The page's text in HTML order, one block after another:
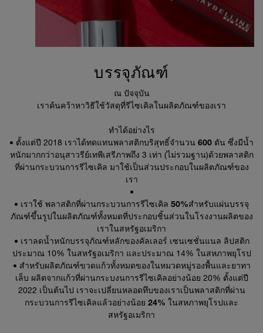
บรรจุภัณฑ์
ณ ปัจจุบัน
เราค้นคว้าหาวิธีใช้วัสดุที่รีไซเคิลในผลิตภัณฑ์ของเรา
ทำได้อย่างไร
• ตั้งแต่ปี 2018 เราได้ทดแทนพลาสติกบริสุทธิ์จำนวน 600 ตัน ซึ่งมีน้ำ
หนักมากกว่าอนุสาวรีย์เทพีเสรีภาพถึง 3 เท่า (ไม่รวมฐาน)ด้วยพลาสติก
ที่ผ่านกระบวนการรีไซเคิล มาใช้เป็นส่วนประกอบในผลิตภัณฑ์ของ
เรา
•
• เราใช้ พลาสติกที่ผ่านกระบวนการรีไซเคิล 50%สำหรับแผ่นบรรจุ
ภัณฑ์ขึ้นรูปในผลิตภัณฑ์ทั้งหมดที่ประกอบชิ้นส่วนในโรงงานผลิตของ
เราในสหรัฐอเมริกา
• เราลดน้ำหนักบรรจุภัณฑ์หลักของคัลเลอร์ เซนเซชั่นแนล ลิปสติก
ประมาณ 10% ในสหรัฐอเมริกา และประมาณ 14% ในสหภาพยุโรป
• สำหรับผลิตภัณฑ์ขวดแก้วทั้งหมดของในหมวดหมู่รองพื้นและยาทา
เล็บ ผลิตจากแก้วที่ผ่านกระบงนการรีไซเคิลอย่างน้อย 20% ตั้งแต่ปี
2022 เป็นต้นไป เราจะเปลี่ยนหลอดทึบของเราเป็นพลาสติกที่ผ่าน
กระบวนการรีไซเคิลแล้วอย่างน้อย 24% ในสหภาพยุโรปและ
สหรัฐอเมริกา